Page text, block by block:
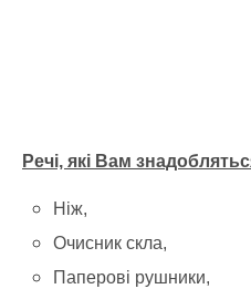
Речі, які Вам
Ніж,
Очисник скла,
Паперові рушники,